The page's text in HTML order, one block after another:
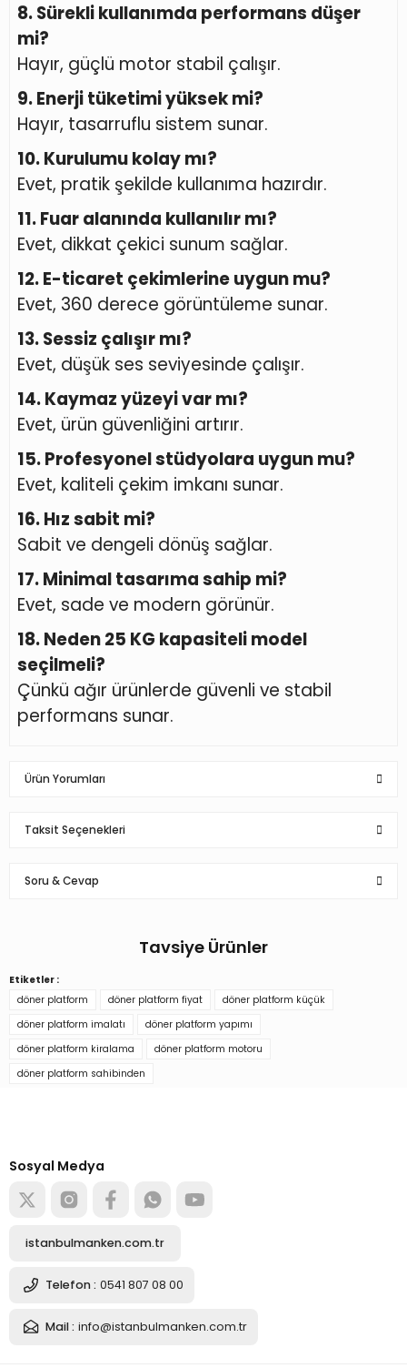
8. Sürekli kullanımda performans düşer
mi?
Hayır, güçlü motor stabil çalışır.
9. Enerji tüketimi yüksek mi?
Hayır, tasarruflu sistem sunar.
10. Kurulumu kolay mı?
Evet, pratik şekilde kullanıma hazırdır.
11. Fuar alanında kullanılır mı?
Evet, dikkat çekici sunum sağlar.
12. E-ticaret çekimlerine uygun mu?
Evet, 360 derece görüntüleme sunar.
13. Sessiz çalışır mı?
Evet, düşük ses seviyesinde çalışır.
14. Kaymaz yüzeyi var mı?
Evet, ürün güvenliğini artırır.
15. Profesyonel stüdyolara uygun mu?
Evet, kaliteli çekim imkanı sunar.
16. Hız sabit mi?
Sabit ve dengeli dönüş sağlar.
17. Minimal tasarıma sahip mi?
Evet, sade ve modern görünür.
18. Neden 25 KG kapasiteli model
seçilmeli?
Çünkü ağır ürünlerde güvenli ve stabil
performans sunar.
Ürün Yorumları
Taksit Seçenekleri
Soru & Cevap
Ürün hakkında henüz soru sorulmamış.
Soru Sor
Tavsiye Ürünler
%10
4.233,00 TL
25 Kg Taşıma Kapasiteli Uzaktan WiFe Kontrol Döner Platform
Etiketler :
döner platform
döner platform fiyat
döner platform küçük
döner platform imalatı
döner platform yapımı
döner platform kiralama
döner platform motoru
döner platform sahibinden
Sosyal Medya
istanbulmanken.com.tr
Telefon : 0541 807 08 00
Mail : info@istanbulmanken.com.tr